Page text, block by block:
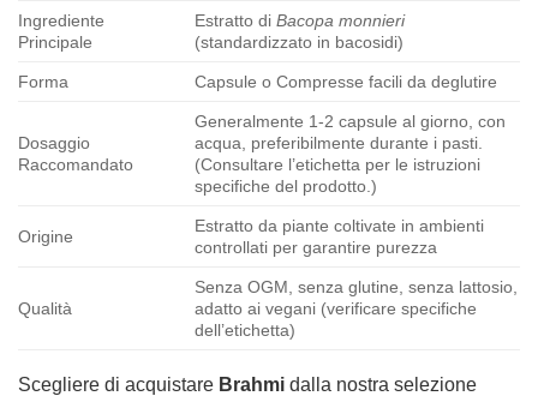
Ingrediente
Principale
Estratto diBacopa monnieri
(standardizzato in bacosidi)
Forma Capsule o Compresse facili da deglutire
Dosaggio
Raccomandato
Generalmente 1-2 capsule al giorno, con
acqua, preferibilmente durante i pasti.
(Consultare l’etichetta per le istruzioni
specifiche del prodotto.)
Origine
Estratto da piante coltivate in ambienti
controllati per garantire purezza
Qualità
Senza OGM, senza glutine, senza lattosio,
adatto ai vegani (verificare specifiche
dell’etichetta)
Scegliere di acquistare Brahmi dalla nostra selezione